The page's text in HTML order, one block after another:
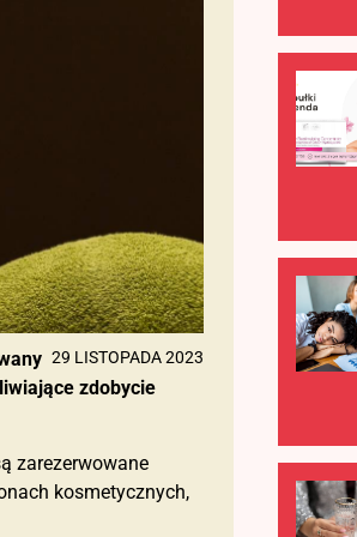
29 LISTOPADA 2023
zdobycie
zarezerwowane
kosmetycznych,